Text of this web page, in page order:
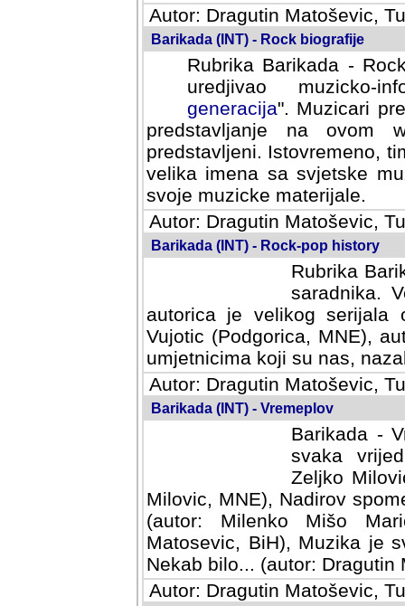
Autor: Dragutin Matoševic,
Barikada (INT) - Rock biografije
Rubrika Barikada -
uredjivao muzicko-
Muzicari predstavljeni u
na ovom web portalu
Istovremeno, tim nacinom
sa svjetske muzicke scene
materijale.
Autor: Dragutin Matoševic,
Barikada (INT) - Rock-pop history
Rubrika
saradnika.
autorica je velikog serijala
Vujotic (Podgorica, MNE),
umjetnicima koji su nas,
Autor: Dragutin Matoševic,
Barikada (INT) - Vremeplov
Barikada -
svaka
Milovic,
MNE), Nadirov spomenar
Milenko Mišo Maric, UK),
Muzika je svirala (autor:
(autor: Dragutin Matosevic,
Autor: Dragutin Matoševic,